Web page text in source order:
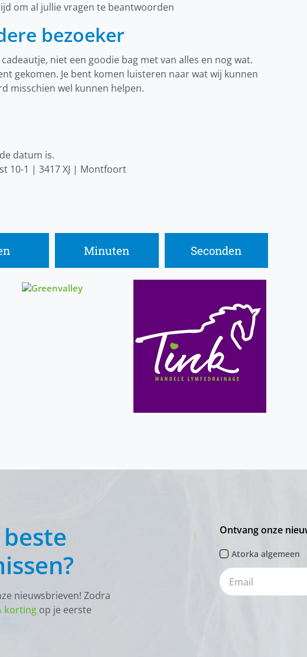
om al jullie vragen te beantwoorden
bezoeker
niet een goodie bag met van alles en nog wat.
gekomen. Je bent komen luisteren naar wat wij kunnen
misschien wel kunnen helpen.
datum is.
10-1 | 3417 XJ | Montfoort
Minuten Seconden
nieuwsbrieven! Zodra
korting op je eerste
Ontvang onze
Atorka algemeen